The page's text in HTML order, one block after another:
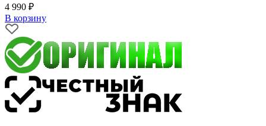
4 990 ₽
В корзину